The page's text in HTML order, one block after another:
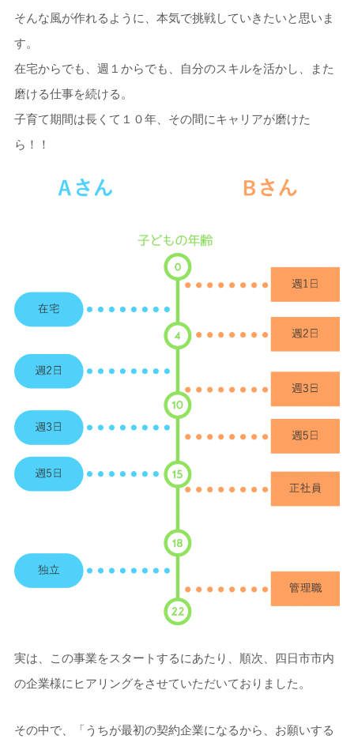
そんな風が作れるように、本気で挑戦していきたいと思いま
す。
在宅からでも、週１からでも、自分のスキルを活かし、また
磨ける仕事を続ける。
子育て期間は長くて１０年、その間にキャリアが磨けた
ら！！
実は、この事業をスタートするにあたり、順次、四日市市内
の企業様にヒアリングをさせていただいておりました。
その中で、「うちが最初の契約企業になるから、お願いする